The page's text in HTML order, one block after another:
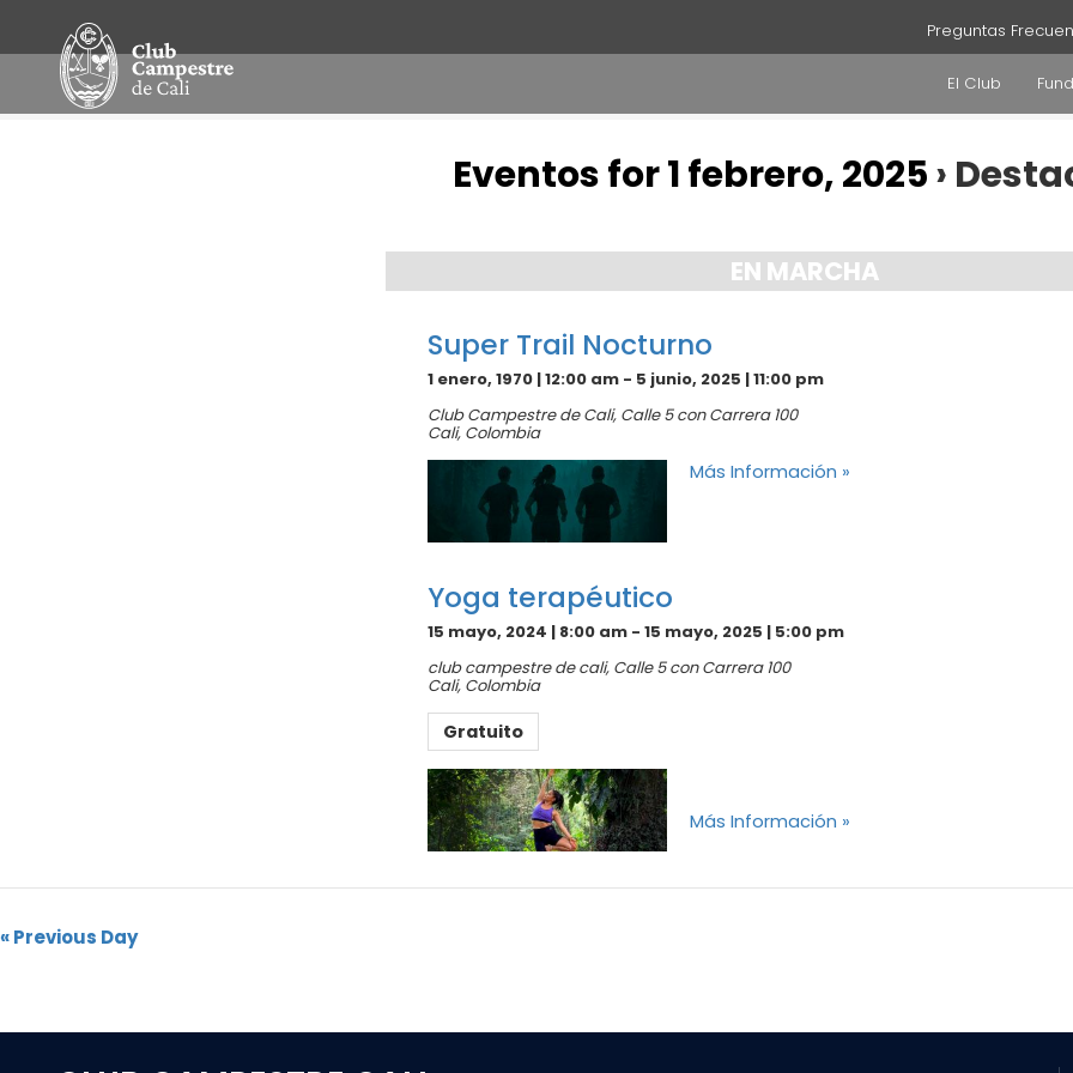
Preguntas
El Club
Eventos for 1 febrero, 2025›
EN MARCHA
Super Trail Nocturno
1 enero, 1970 | 12:00 am - 5 junio, 2025 | 11:00 pm
Club Campestre de Cali, Calle 5 con Carrera 100
Cali, Colombia
Más Información »
Yoga terapéutico
15 mayo, 2024 | 8:00 am - 15 mayo, 2025 | 5:00 pm
club campestre de cali, Calle 5 con Carrera 100
Cali, Colombia
Gratuito
Más Información »
Navegación
Día
«Previous Day